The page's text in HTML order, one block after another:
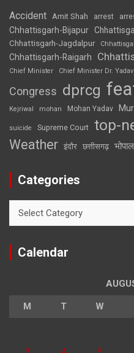
Accident Amit Shah arrest
Chhattisgarh-Bijapur
Chhattisgarh-Jagdalpur
Chhattisgarh-Raigarh
Chief Minister
Chief Minister Dr. Yadav
Congress dprcg
Kejriwal mohan Mohan Yadav
suicide Supreme Court top-
Weather इंदौर छत्तीसगढ़ भोपाल
Categories
Calendar
M T W